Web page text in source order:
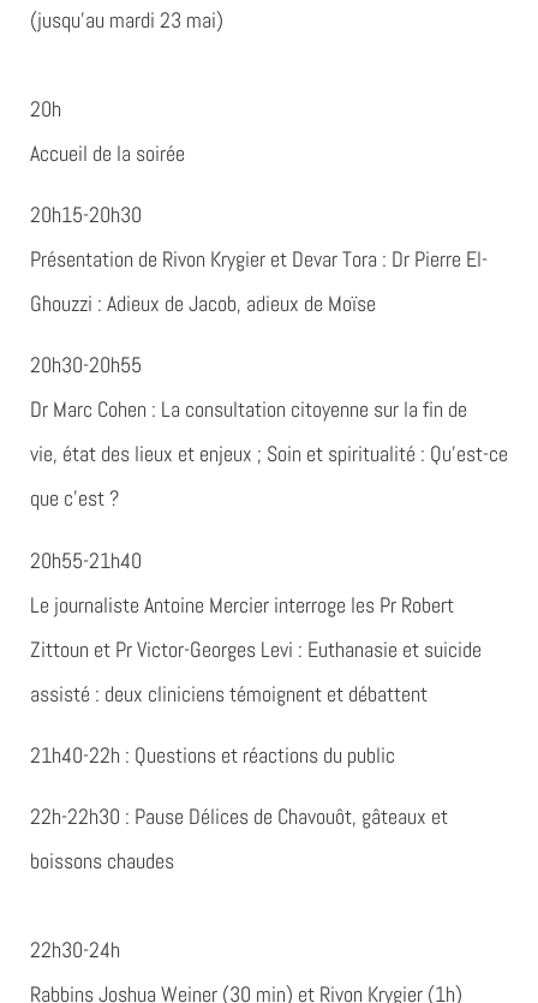
(jusqu’au mardi 23 mai)
20h
Accueil de la soirée
20h15-20h30
Présentation de Rivon Krygier et Devar Tora : Dr Pierre El-
Ghouzzi : Adieux de Jacob, adieux de Moïse
20h30-20h55
Dr Marc Cohen : La consultation citoyenne sur la fin de
vie, état des lieux et enjeux ; Soin et spiritualité : Qu’est-ce
que c’est ?
20h55-21h40
Le journaliste Antoine Mercier interroge les Pr Robert
Zittoun et Pr Victor-Georges Levi : Euthanasie et suicide
assisté : deux cliniciens témoignent et débattent
21h40-22h : Questions et réactions du public
22h-22h30 : Pause Délices de Chavouôt, gâteaux et
boissons chaudes
22h30-24h
Rabbins Joshua Weiner (30 min) et Rivon Krygier (1h)